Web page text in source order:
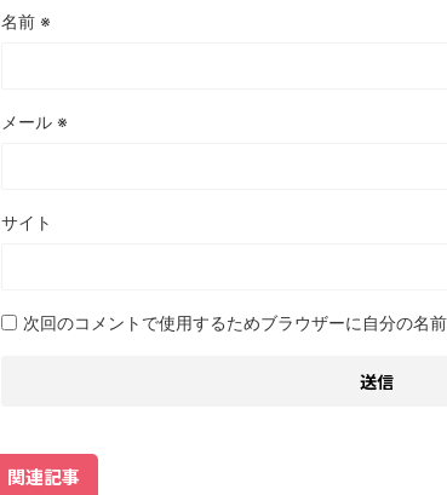
名前 ※
メール ※
サイト
次回のコメントで使用するためブラウザーに自分の名
関連記事